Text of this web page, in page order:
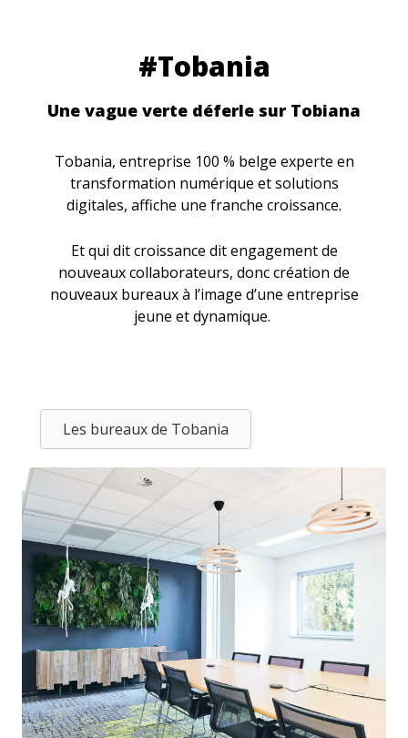
Une vague verte déferle sur Tobiana
Tobania, entreprise 100 % belge experte en
digitales, affiche une franche croissance.
Et qui dit croissance dit engagement de
nouveaux bureaux à l’image d’une entreprise
jeune et dynamique.